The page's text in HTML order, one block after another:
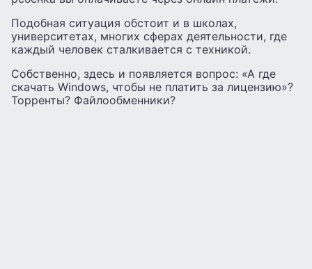
Подобная ситуация обстоит и в школах,
университетах, многих сферах деятельности, где
каждый человек сталкивается с техникой.
Собственно, здесь и появляется вопрос: «А где
скачать Windows, чтобы не платить за лицензию»?
Торренты? Файлообменники?